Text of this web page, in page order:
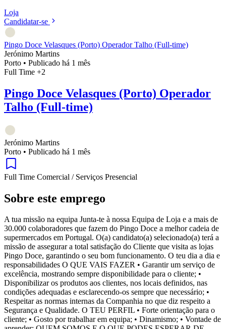
Loja
Candidatar-se
Pingo Doce Velasques (Porto) Operador Talho (Full-time)
Jerónimo Martins
Porto • Publicado há 1 mês
Full Time +2
Pingo Doce Velasques (Porto) Operador
Talho (Full-time)
Jerónimo Martins
Porto • Publicado há 1 mês
Full Time Comercial / Serviços Presencial
Sobre este emprego
A tua missão na equipa Junta-te à nossa Equipa de Loja e a mais de
30.000 colaboradores que fazem do Pingo Doce a melhor cadeia de
supermercados em Portugal. O(a) candidato(a) selecionado(a) terá a
missão de assegurar a total satisfação do Cliente que visita as lojas
Pingo Doce, garantindo o seu bom funcionamento. O teu dia a dia e
responsabilidades O QUE VAIS FAZER • Garantir um serviço de
excelência, mostrando sempre disponibilidade para o cliente; •
Disponibilizar os produtos aos clientes, nos locais definidos, nas
condições adequadas e esclarecendo-os sempre que necessário; •
Respeitar as normas internas da Companhia no que diz respeito a
Segurança e Qualidade. O TEU PERFIL • Forte orientação para o
cliente; • Gosto por trabalhar em equipa; • Dinamismo; • Vontade de